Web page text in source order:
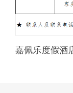
嘉佩乐度假酒